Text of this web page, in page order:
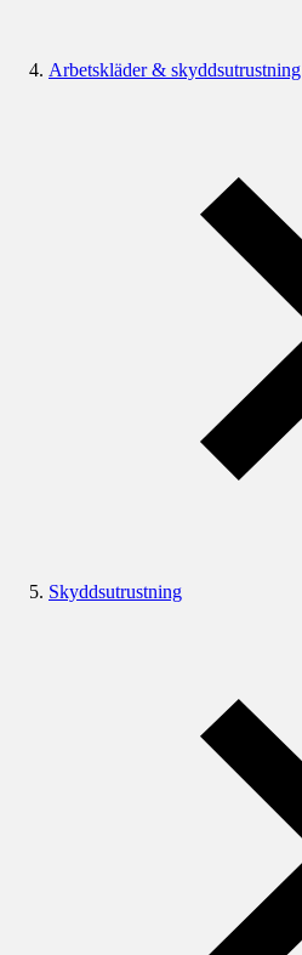
Arbetskläder & skyddsutrustning
Skyddsutrustning